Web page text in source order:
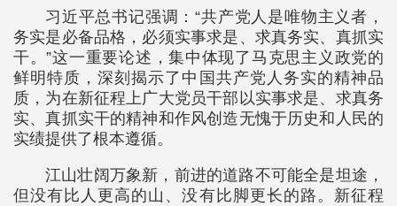
习近平总书记强调：“共产党人是唯物主义者，
务实是必备品格，必须实事求是、求真务实、真抓实
干。”这一重要论述，集中体现了马克思主义政党的
鲜明特质，深刻揭示了中国共产党人务实的精神品
质，为在新征程上广大党员干部以实事求是、求真务
实、真抓实干的精神和作风创造无愧于历史和人民的
实绩提供了根本遵循。
江山壮阔万象新，前进的道路不可能全是坦途，
但没有比人更高的山、没有比脚更长的路。新征程